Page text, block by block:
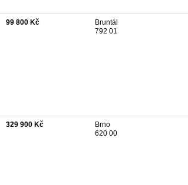
99 800 Kč
Bruntál
792 01
329 900 Kč
Brno
620 00